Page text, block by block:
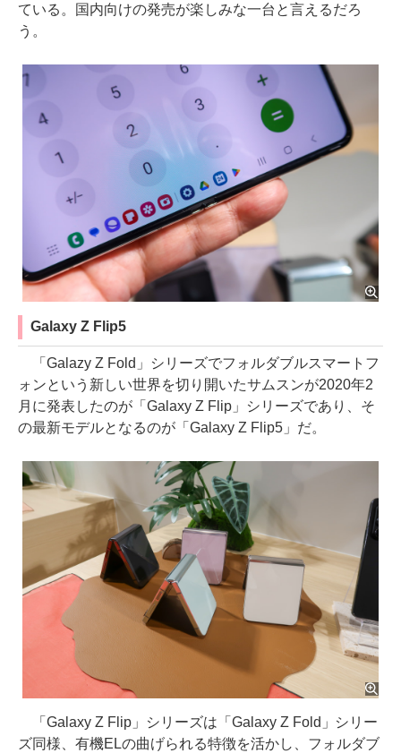
ている。国内向けの発売が楽しみな一台と言えるだろ
う。
Galaxy Z Flip5
「Galazy Z Fold」シリーズでフォルダブルスマートフ
ォンという新しい世界を切り開いたサムスンが2020年2
月に発表したのが「Galaxy Z Flip」シリーズであり、そ
の最新モデルとなるのが「Galaxy Z Flip5」だ。
「Galaxy Z Flip」シリーズは「Galaxy Z Fold」シリー
ズ同様、有機ELの曲げられる特徴を活かし、フォルダブ